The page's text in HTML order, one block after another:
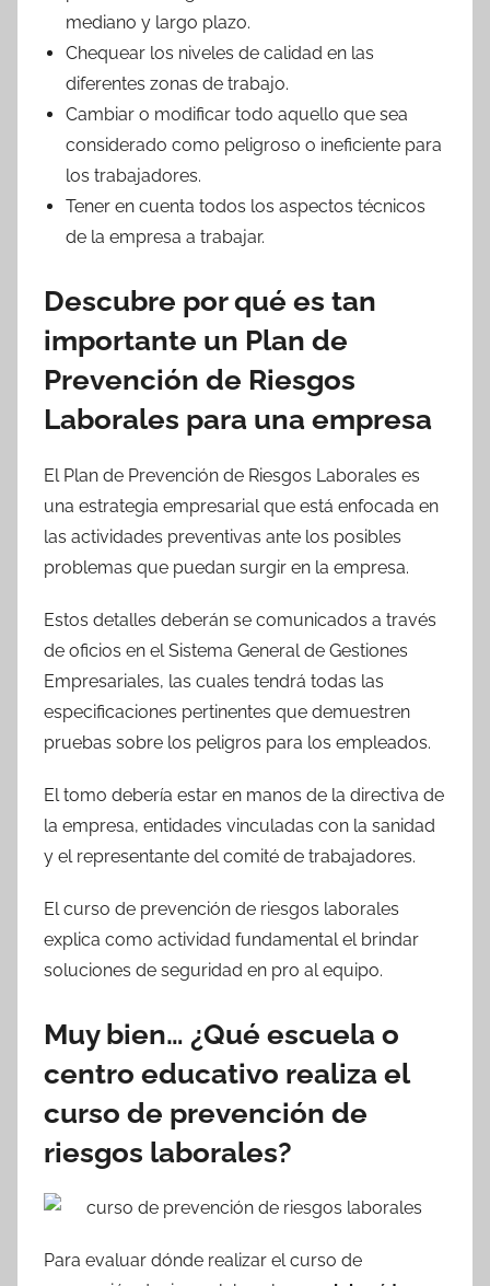
mediano y largo plazo.
Chequear los niveles de calidad en las
diferentes zonas de trabajo.
Cambiar o modificar todo aquello que sea
considerado como peligroso o ineficiente para
los trabajadores.
Tener en cuenta todos los aspectos técnicos
de la empresa a trabajar.
Descubre por qué es tan
importante un Plan de
Prevención de Riesgos
Laborales para una empresa
El Plan de Prevención de Riesgos Laborales es
una estrategia empresarial que está enfocada en
las actividades preventivas ante los posibles
problemas que puedan surgir en la empresa.
Estos detalles deberán se comunicados a través
de oficios en el Sistema General de Gestiones
Empresariales, las cuales tendrá todas las
especificaciones pertinentes que demuestren
pruebas sobre los peligros para los empleados.
El tomo debería estar en manos de la directiva de
la empresa, entidades vinculadas con la sanidad
y el representante del comité de trabajadores.
El curso de prevención de riesgos laborales
explica como actividad fundamental el brindar
soluciones de seguridad en pro al equipo.
Muy bien… ¿Qué escuela o
centro educativo realiza el
curso de prevención de
riesgos laborales?
Para evaluar dónde realizar el curso de